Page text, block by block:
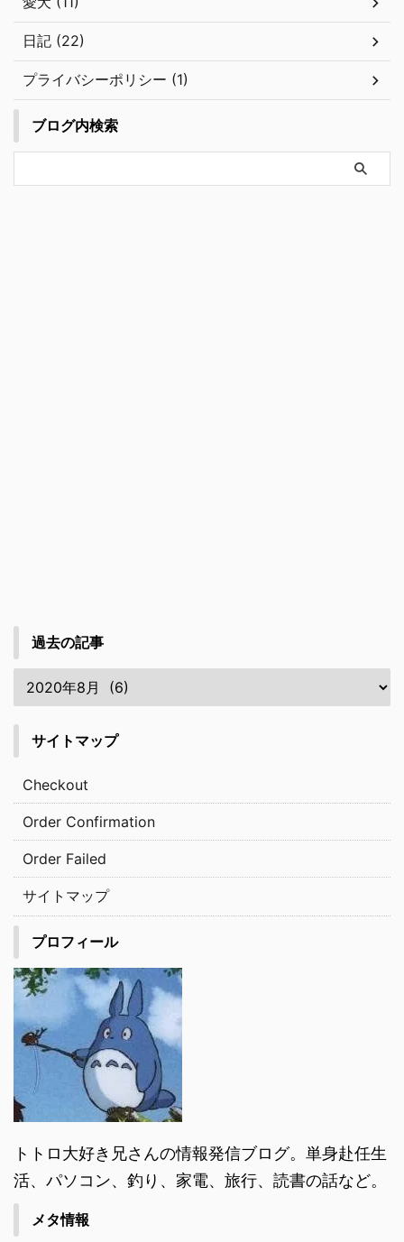
日記 (22)
プライバシーポリシー (1)
ブログ内検索
過去の記事
サイトマップ
Checkout
Order Confirmation
Order Failed
サイトマップ
プロフィール
トトロ大好き兄さんの情報発信ブログ。単身赴任生
活、パソコン、釣り、家電、旅行、読書の話など。
メタ情報